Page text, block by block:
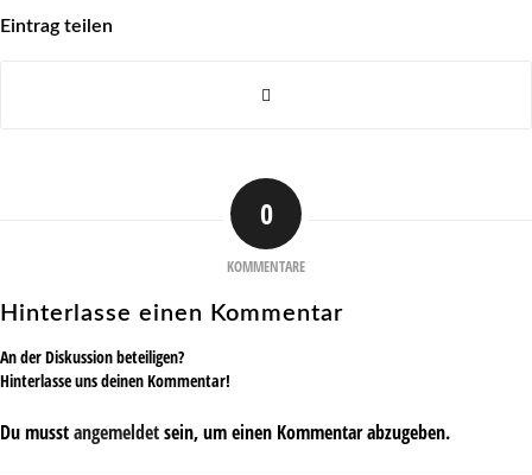
Eintrag teilen
0
KOMMENTARE
Hinterlasse einen Kommentar
An der Diskussion beteiligen?
Hinterlasse uns deinen Kommentar!
Du musstangemeldetsein, um einen Kommentar abzugeben.